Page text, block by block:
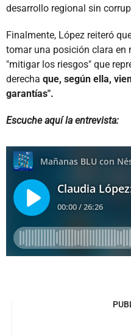
desarrollo regional sin
Finalmente, López reiteró
tomar una posición clara
"mitigar los riesgos" que
derecha que, según ella,
garantías".
Escuche aquí la entrevista: